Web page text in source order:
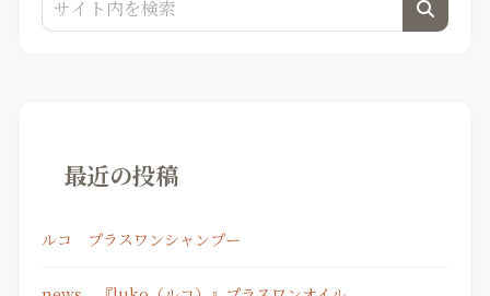
最近の投稿
ルコ プラスワンシャンプー